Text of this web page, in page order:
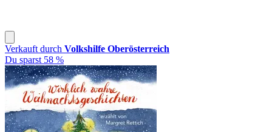
Verkauft durch Volkshilfe Oberösterreich
Du sparst 58 %